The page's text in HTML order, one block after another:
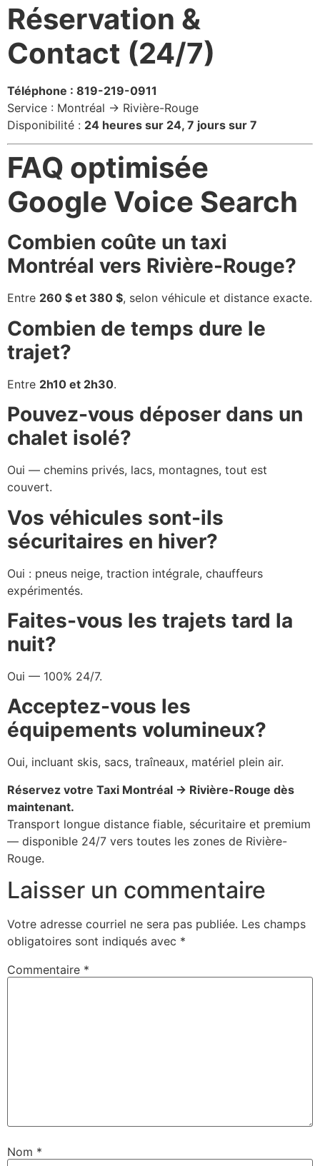
Réservation &
Contact (24/7)
Téléphone : 819-219-0911
Service : Montréal → Rivière-Rouge
Disponibilité : 24 heures sur 24, 7 jours sur 7
FAQ optimisée
Google Voice Search
Combien coûte un taxi
Montréal vers Rivière-Rouge?
Entre 260 $ et 380 $, selon véhicule et distance exacte.
Combien de temps dure le
trajet?
Entre 2h10 et 2h30.
Pouvez-vous déposer dans un
chalet isolé?
Oui — chemins privés, lacs, montagnes, tout est
couvert.
Vos véhicules sont-ils
sécuritaires en hiver?
Oui : pneus neige, traction intégrale, chauffeurs
expérimentés.
Faites-vous les trajets tard la
nuit?
Oui — 100% 24/7.
Acceptez-vous les
équipements volumineux?
Oui, incluant skis, sacs, traîneaux, matériel plein air.
Réservez votre Taxi Montréal → Rivière-Rouge dès
maintenant.
Transport longue distance fiable, sécuritaire et premium
— disponible 24/7 vers toutes les zones de Rivière-
Rouge.
Laisser un commentaire
Votre adresse courriel ne sera pas publiée. Les champs
obligatoires sont indiqués avec *
Commentaire *
Nom *